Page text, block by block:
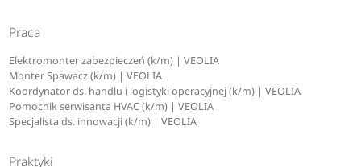
Praca
Elektromonter zabezpieczeń (k/m) | VEOLIA
Monter Spawacz (k/m) | VEOLIA
Koordynator ds. handlu i logistyki operacyjnej (k/m) | VEOLIA
Pomocnik serwisanta HVAC (k/m) | VEOLIA
Specjalista ds. innowacji (k/m) | VEOLIA
Praktyki